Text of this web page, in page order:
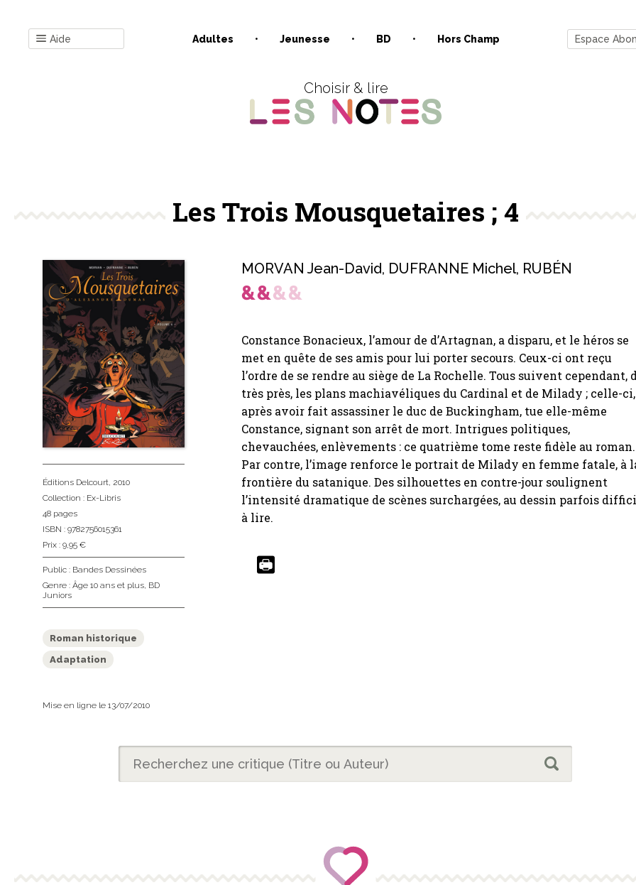
Aide Adultes Jeunesse BD Hors Champ Espace
Choisir & lire
Les Trois Mousquetaires ; 4
MORVAN Jean-David, DUFRANNE Michel, RUBÉN
Constance Bonacieux, l’amour de d’Artagnan, a disparu, et le héros se
met en quête de ses amis pour lui porter secours. Ceux-ci ont reçu
l’ordre de se rendre au siège de La Rochelle. Tous suivent cependant,
très près, les plans machiavéliques du Cardinal et de Milady ; celle-ci,
après avoir fait assassiner le duc de Buckingham, tue elle-même
Constance, signant son arrêt de mort. Intrigues politiques,
chevauchées, enlèvements : ce quatrième tome reste fidèle au roman.
Par contre, l’image renforce le portrait de Milady en femme fatale, à
frontière du satanique. Des silhouettes en contre-jour soulignent
l’intensité dramatique de scènes surchargées, au dessin parfois
à lire.
Éditions Delcourt, 2010
Collection : Ex-Libris
48 pages
ISBN : 9782756015361
Prix : 9,95 €
Public : Bandes Dessinées
Genre : Âge 10 ans et plus, BD
Juniors
Roman historique
Adaptation
Mise en ligne le 13/07/2010